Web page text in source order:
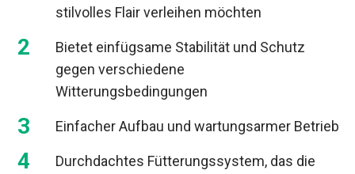
stilvolles Flair verleihen möchten
Bietet einfügsame Stabilität und Schutz
gegen verschiedene
Witterungsbedingungen
Einfacher Aufbau und wartungsarmer Betrieb
Durchdachtes Fütterungssystem, das die